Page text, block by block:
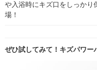
や入浴時にキズ口をしっかり
場！
ぜひ試してみて！キズパワー